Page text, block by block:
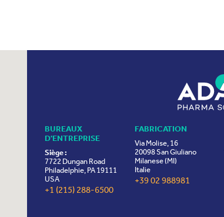
BUREAUX
D'ENTREPRISE
Siège :
7722 Dungan Road
Philadelphie, PA 19111
USA
+1 (215) 288-6500
FABRICATION
Via Molise, 16
20098 San Giuliano
Milanese (MI)
Italie
+39 02 988981